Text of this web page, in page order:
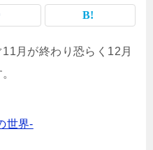
月が終わり恐らく12月
世界-